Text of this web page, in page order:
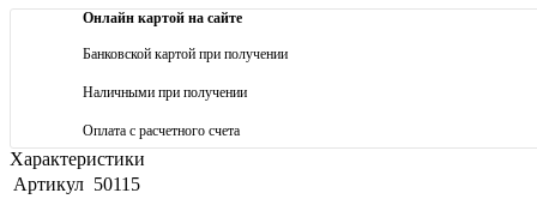
Онлайн картой на сайте
Банковской картой при получении
Наличными при получении
Оплата с расчетного счета
Характеристики
Артикул 50115